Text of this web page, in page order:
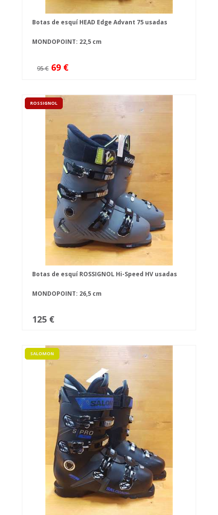
Botas de esquí HEAD Edge Advant 75 usadas
MONDOPOINT: 22,5 cm
95 € 69 €
ROSSIGNOL
Botas de esquí ROSSIGNOL Hi-Speed HV usadas
MONDOPOINT: 26,5 cm
125 €
SALOMON